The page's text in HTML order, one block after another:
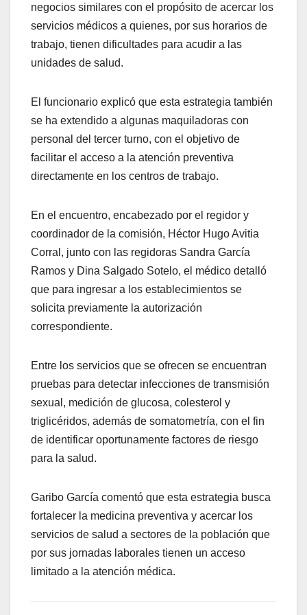
negocios similares con el propósito de acercar los
servicios médicos a quienes, por sus horarios de
trabajo, tienen dificultades para acudir a las
unidades de salud.
El funcionario explicó que esta estrategia también
se ha extendido a algunas maquiladoras con
personal del tercer turno, con el objetivo de
facilitar el acceso a la atención preventiva
directamente en los centros de trabajo.
En el encuentro, encabezado por el regidor y
coordinador de la comisión, Héctor Hugo Avitia
Corral, junto con las regidoras Sandra García
Ramos y Dina Salgado Sotelo, el médico detalló
que para ingresar a los establecimientos se
solicita previamente la autorización
correspondiente.
Entre los servicios que se ofrecen se encuentran
pruebas para detectar infecciones de transmisión
sexual, medición de glucosa, colesterol y
triglicéridos, además de somatometría, con el fin
de identificar oportunamente factores de riesgo
para la salud.
Garibo García comentó que esta estrategia busca
fortalecer la medicina preventiva y acercar los
servicios de salud a sectores de la población que
por sus jornadas laborales tienen un acceso
limitado a la atención médica.